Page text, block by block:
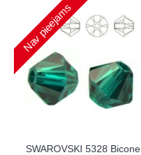
Nav pieejams
SWAROVSKI 5328 Bicone